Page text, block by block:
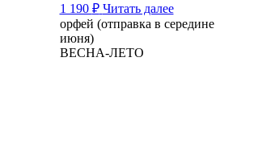
1 190 ₽ Читать далее
орфей (отправка в середине
июня)
ВЕСНА-ЛЕТО